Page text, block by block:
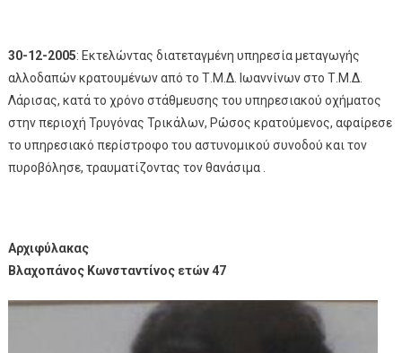
30-12-2005: Εκτελώντας διατεταγμένη υπηρεσία μεταγωγής
αλλοδαπών κρατουμένων από το Τ.Μ.Δ. Ιωαννίνων στο Τ.Μ.Δ.
Λάρισας, κατά το χρόνο στάθμευσης του υπηρεσιακού οχήματος
στην περιοχή Τρυγόνας Τρικάλων, Ρώσος κρατούμενος, αφαίρεσε
το υπηρεσιακό περίστροφο του αστυνομικού συνοδού και τον
πυροβόλησε, τραυματίζοντας τον θανάσιμα .
Αρχιφύλακας
Βλαχοπάνος Κωνσταντίνος ετών 47